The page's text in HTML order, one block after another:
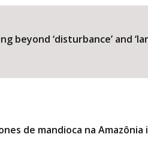
beyond ‘disturbance’ and
de mandioca na Amazônia